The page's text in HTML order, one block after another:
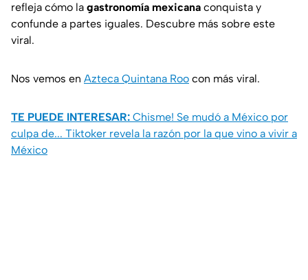
refleja cómo la gastronomía mexicana conquista y
confunde a partes iguales. Descubre más sobre este
viral.
Nos vemos en Azteca Quintana Roo con más viral.
TE PUEDE INTERESAR: Chisme! Se mudó a México por
culpa de... Tiktoker revela la razón por la que vino a vivir a
México